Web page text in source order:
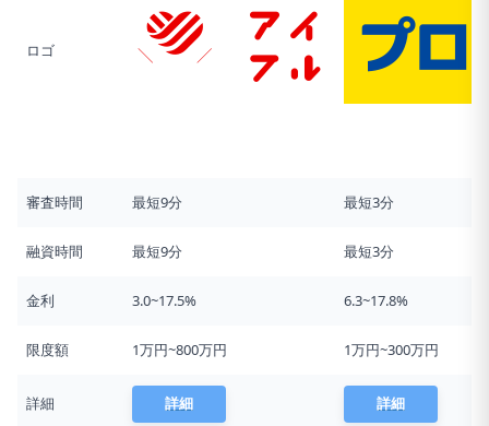
ロゴ
審査時間 最短9分 最短3分
融資時間 最短9分 最短3分
金利 3.0~17.5% 6.3~17.8%
限度額 1万円~800万円 1万円~300万円
詳細 詳細 詳細